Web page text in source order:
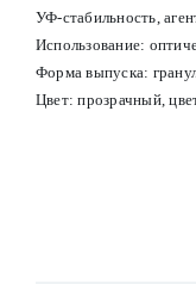
УФ-стабильность,
Использование: о
Форма выпуска:
Цвет: прозрачный,